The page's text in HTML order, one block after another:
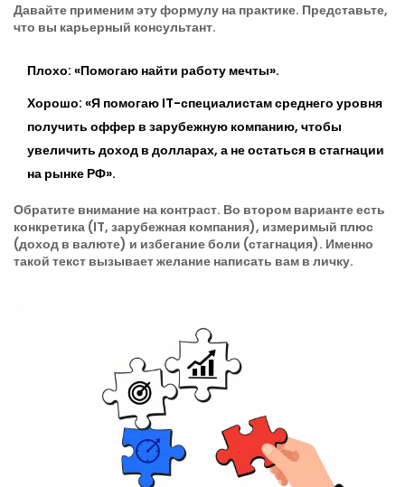
Давайте применим эту формулу на практике. Представьте,
что вы карьерный консультант.
Плохо: «Помогаю найти работу мечты».
Хорошо: «Я помогаю IT-специалистам среднего уровня
получить оффер в зарубежную компанию, чтобы
увеличить доход в долларах, а не остаться в стагнации
на рынке РФ».
Обратите внимание на контраст. Во втором варианте есть
конкретика (IT, зарубежная компания), измеримый плюс
(доход в валюте) и избегание боли (стагнация). Именно
такой текст вызывает желание написать вам в личку.